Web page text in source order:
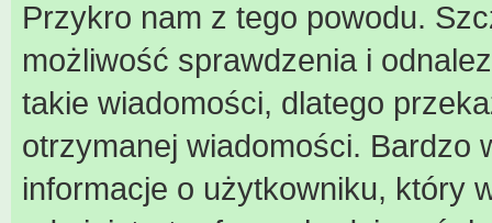
Przykro nam z tego powodu.
możliwość sprawdzenia i
takie wiadomości, dlatego
otrzymanej wiadomości. Bardzo
informacje o użytkowniku, który